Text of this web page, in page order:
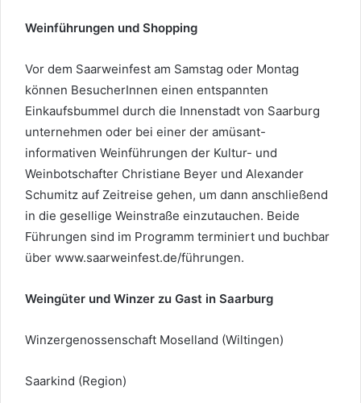
Weinführungen und Shopping
Vor dem Saarweinfest am Samstag oder Montag
können BesucherInnen einen entspannten
Einkaufsbummel durch die Innenstadt von Saarburg
unternehmen oder bei einer der amüsant-
informativen Weinführungen der Kultur- und
Weinbotschafter Christiane Beyer und Alexander
Schumitz auf Zeitreise gehen, um dann anschließend
in die gesellige Weinstraße einzutauchen. Beide
Führungen sind im Programm terminiert und buchbar
über www.saarweinfest.de/führungen.
Weingüter und Winzer zu Gast in Saarburg
Winzergenossenschaft Moselland (Wiltingen)
Saarkind (Region)